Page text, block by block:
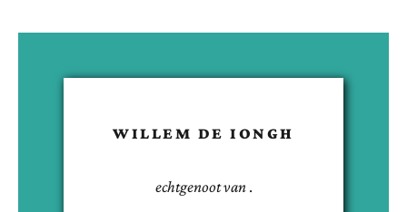
WILLEM DE IONGH
echtgenoot van .